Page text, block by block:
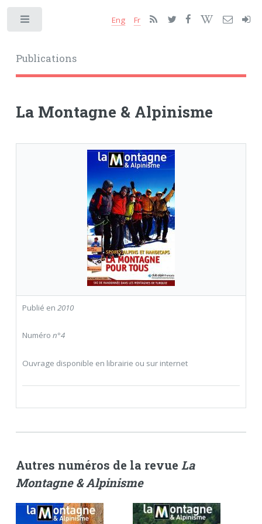
Publications
Eng Fr
La Montagne & Alpinisme
Publié en 2010
Numéro n°4
Ouvrage disponible en librairie ou sur internet
Autres numéros de la revue La
Montagne & Alpinisme